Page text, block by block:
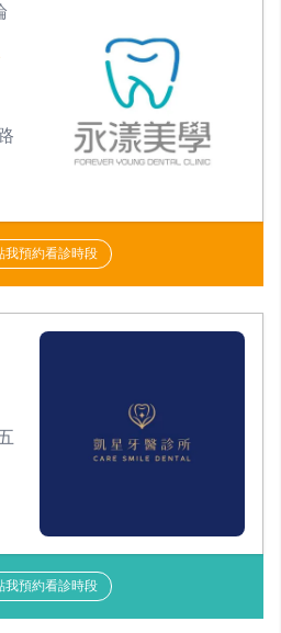
我預約看診時段
我預約看診時段